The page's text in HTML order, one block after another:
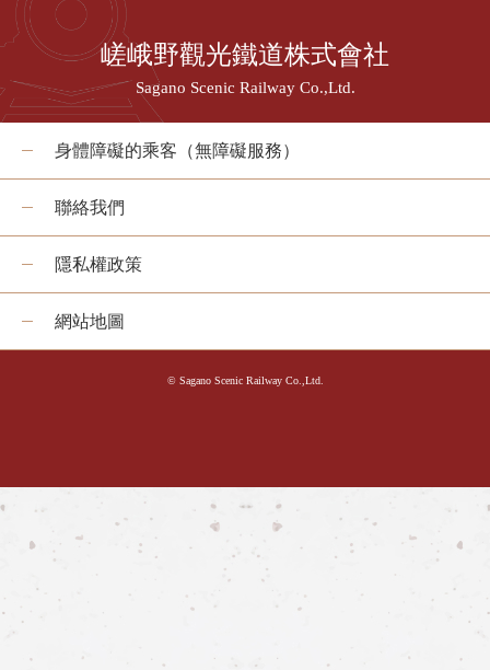
身體障礙人士（無障礙服務）
about Sagano Romantic Train
關於嵯峨野遊覽小火車
什麼是嵯峨野遊覽小火車
各季節的享受方式
旅遊介紹
各車站訊息專區
遊覽小火車嵯峨站
遊覽小火車嵐山站
嵯峨野觀光鐵道株式會社
Sagano Scenic Railway Co.,Ltd.
身體障礙的乘客（無障礙服務）
聯絡我們
隱私權政策
網站地圖
© Sagano Scenic Railway Co.,Ltd.